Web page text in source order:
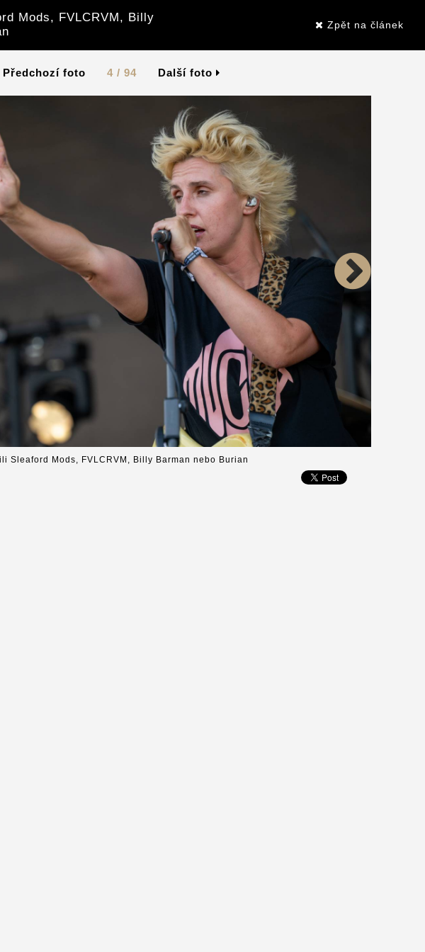
Mods, FVLCRVM, Billy
Zpět na článek
Předchozí foto 4 / 94 Další foto
Sleaford Mods, FVLCRVM, Billy Barman nebo Burian